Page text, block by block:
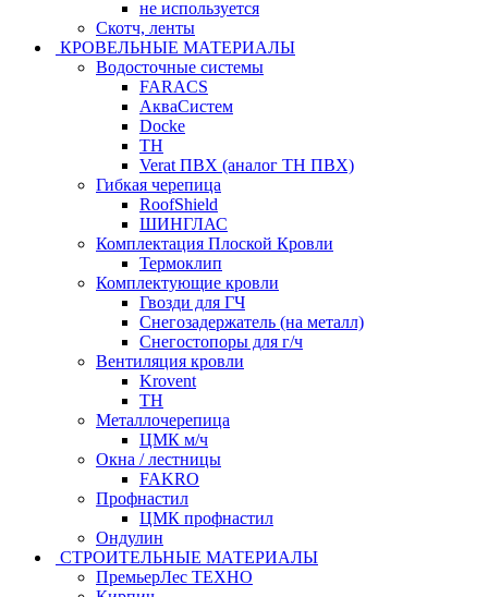
не используется
Скотч, ленты
КРОВЕЛЬНЫЕ МАТЕРИАЛЫ
Водосточные системы
FARACS
АкваСистем
Docke
ТН
Verat ПВХ (аналог ТН ПВХ)
Гибкая черепица
RoofShield
ШИНГЛАС
Комплектация Плоской Кровли
Термоклип
Комплектующие кровли
Гвозди для ГЧ
Снегозадержатель (на металл)
Снегостопоры для г/ч
Вентиляция кровли
Krovent
ТН
Металлочерепица
ЦМК м/ч
Окна / лестницы
FAKRO
Профнастил
ЦМК профнастил
Ондулин
СТРОИТЕЛЬНЫЕ МАТЕРИАЛЫ
ПремьерЛес ТЕХНО